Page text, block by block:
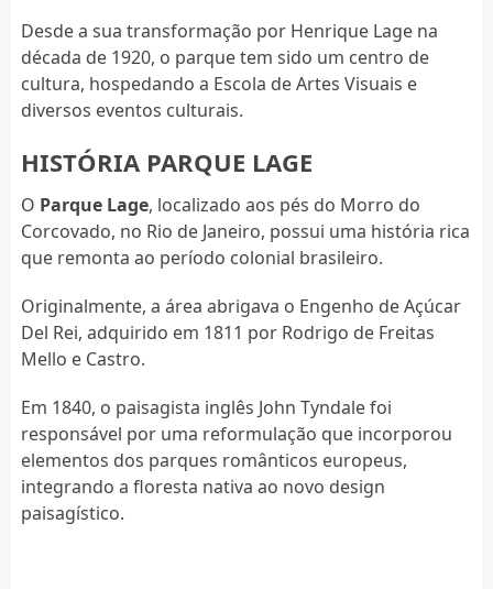
Desde a sua transformação por Henrique Lage na
década de 1920, o parque tem sido um centro de
cultura, hospedando a Escola de Artes Visuais e
diversos eventos culturais.
HISTÓRIA PARQUE LAGE
O Parque Lage, localizado aos pés do Morro do
Corcovado, no Rio de Janeiro, possui uma história rica
que remonta ao período colonial brasileiro.
Originalmente, a área abrigava o Engenho de Açúcar
Del Rei, adquirido em 1811 por Rodrigo de Freitas
Mello e Castro.
Em 1840, o paisagista inglês John Tyndale foi
responsável por uma reformulação que incorporou
elementos dos parques românticos europeus,
integrando a floresta nativa ao novo design
paisagístico.